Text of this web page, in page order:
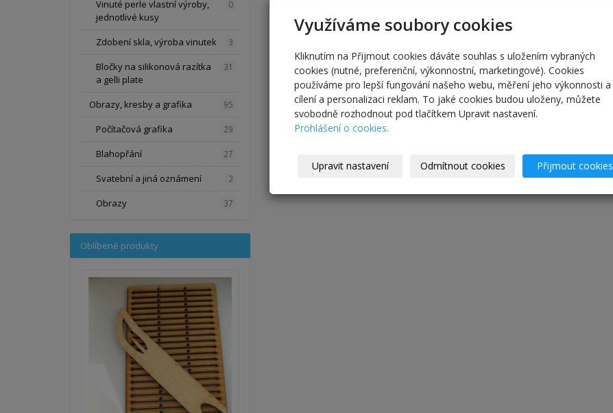
Vinuté perle vlastní výroby,
jednotlivé kusy
0
Zdobení skla, výroba vinutek 3
Bločky na silikonová razítka
a gelli plate
31
Obrazy, kresby a grafika 95
Počítačová grafika 29
Blahopřání 27
Svatební a jiná oznámení 2
Obrazy 37
Oblíbené produkty
Využíváme soubory cookies
Kliknutím na Přijmout cookies dáváte souhlas s uložením vybraných
cookies (nutné, preferenční, výkonnostní, marketingové). Cookies
používáme pro lepší fungování našeho webu, měření jeho výkonnosti a
cílení a personalizaci reklam. To jaké cookies budou uloženy, můžete
svobodně rozhodnout pod tlačítkem Upravit nastavení.
Prohlášení o cookies.
Upravit nastavení Odmítnout cookies Přijmout cookies